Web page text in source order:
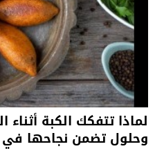
لماذا تتفكك الكبة
وحلول تضمن نجاحها